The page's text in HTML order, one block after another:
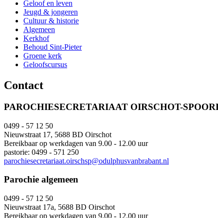
Geloof en leven
Jeugd & jongeren
Cultuur & historie
Algemeen
Kerkhof
Behoud Sint-Pieter
Groene kerk
Geloofscursus
Contact
PAROCHIESECRETARIAAT OIRSCHOT-
0499 - 57 12 50
Nieuwstraat 17, 5688 BD Oirschot
Bereikbaar op werkdagen van 9.00 - 12.00 uur
pastorie: 0499 - 571 250
parochiesecretariaat.oirschsp@odulphusvanbrabant.nl
Parochie algemeen
0499 - 57 12 50
Nieuwstraat 17a, 5688 BD Oirschot
Bereikbaar op werkdagen van 9.00 - 12.00 uur